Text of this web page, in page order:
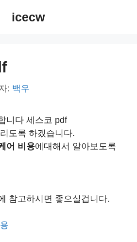
icecw
: 백우
니다 세스코 pdf
도록 하겠습니다.
어 비용에대해서 알아보도록
참고하시면 좋으실겁니다.